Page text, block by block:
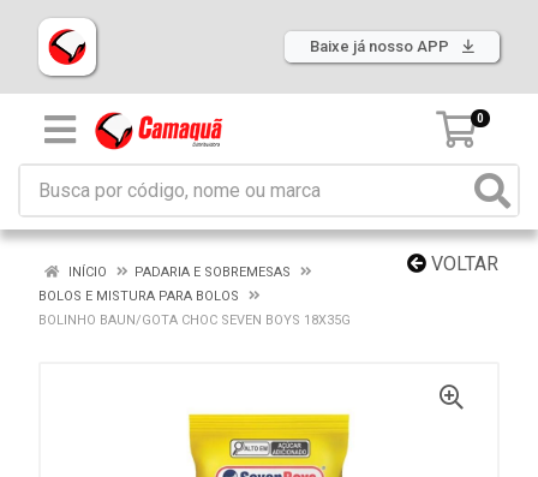
Baixe já nosso APP
0
VOLTAR
INÍCIO
PADARIA E SOBREMESAS
BOLOS E MISTURA PARA BOLOS
BOLINHO BAUN/GOTA CHOC SEVEN BOYS 18X35G